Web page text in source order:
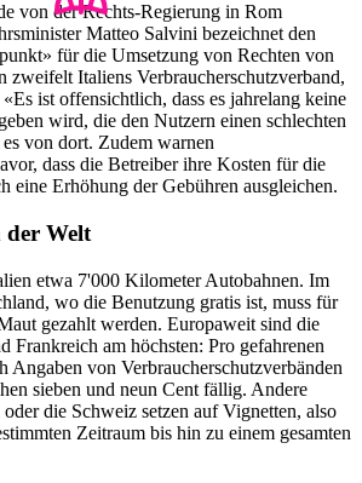
von der Rechts-Regierung in Rom
Matteo Salvini bezeichnet den
für die Umsetzung von Rechten von
zweifelt Italiens Verbraucherschutzverband,
ist offensichtlich, dass es jahrelang keine
wird, die den Nutzern einen schlechten
von dort. Zudem warnen
dass die Betreiber ihre Kosten für die
eine Erhöhung der Gebühren ausgleichen.
der Welt
etwa 7'000 Kilometer Autobahnen. Im
wo die Benutzung gratis ist, muss für
gezahlt werden. Europaweit sind die
Frankreich am höchsten: Pro gefahrenen
Angaben von Verbraucherschutzverbänden
sieben und neun Cent fällig. Andere
die Schweiz setzen auf Vignetten, also
Zeitraum bis hin zu einem gesamten